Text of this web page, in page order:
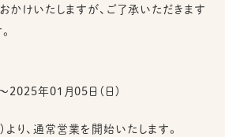
けいたしますが、ご了承いただきます
2025年01月05日（日）
り、通常営業を開始いたします。